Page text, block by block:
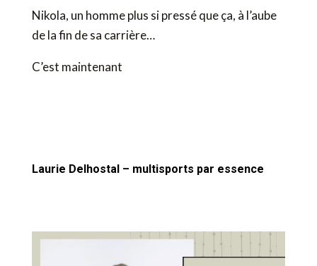
Nikola, un homme plus si pressé que ça, à l’aube
de la fin de sa carrière…
C’est maintenant
Laurie Delhostal – multisports par essence